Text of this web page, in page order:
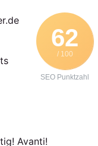
62
/ 100
SEO Punktzahl
Avanti!